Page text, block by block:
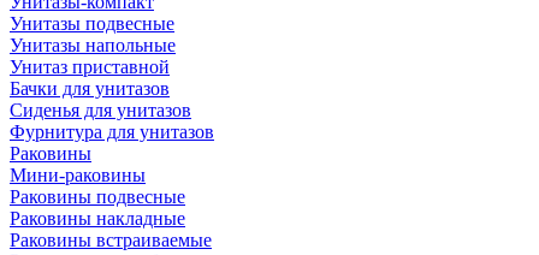
Унитазы подвесные
Унитазы напольные
Унитаз приставной
Бачки для унитазов
Сиденья для унитазов
Фурнитура для унитазов
Раковины
Мини-раковины
Раковины подвесные
Раковины накладные
Раковины встраиваемые